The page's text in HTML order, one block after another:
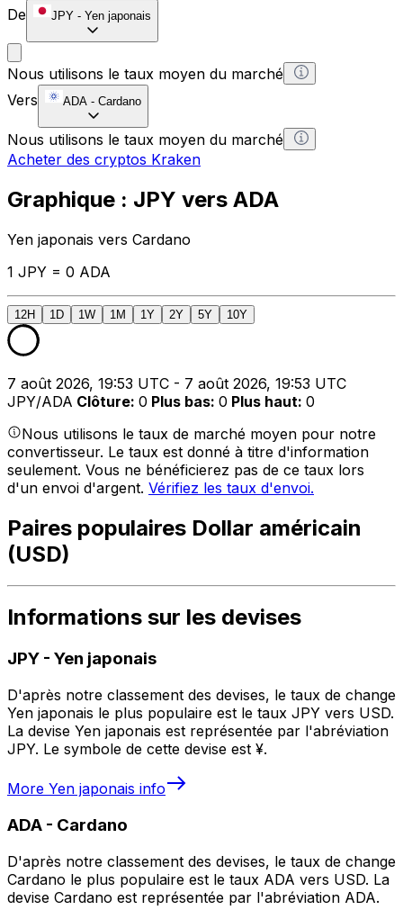
De
JPY - Yen japonais
Nous utilisons le taux moyen du marché
Vers
ADA - Cardano
Nous utilisons le taux moyen du marché
Acheter des cryptos Kraken
Graphique : JPY vers ADA
Yen japonais vers Cardano
1 JPY = 0 ADA
12H 1D 1W 1M 1Y 2Y 5Y 10Y
7 août 2026, 19:53 UTC - 7 août 2026, 19:53 UTC
JPY/ADA Clôture: 0 Plus bas: 0 Plus haut: 0
Nous utilisons le taux de marché moyen pour notre
convertisseur. Le taux est donné à titre d'information
seulement. Vous ne bénéficierez pas de ce taux lors
d'un envoi d'argent. Vérifiez les taux d'envoi.
Paires populaires Dollar américain
(USD)
Informations sur les devises
JPY - Yen japonais
D'après notre classement des devises, le taux de change
Yen japonais le plus populaire est le taux JPY vers USD.
La devise Yen japonais est représentée par l'abréviation
JPY. Le symbole de cette devise est ¥.
More Yen japonais info
ADA - Cardano
D'après notre classement des devises, le taux de change
Cardano le plus populaire est le taux ADA vers USD. La
devise Cardano est représentée par l'abréviation ADA.